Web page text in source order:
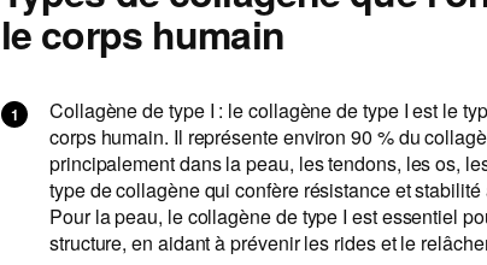
le corps humain
Collagène de type I : le collagène de type I est le
corps humain. Il représente environ 90 % du
principalement dans la peau, les tendons, les os,
type de collagène qui confère résistance et
Pour la peau, le collagène de type I est essentiel
structure, en aidant à prévenir les rides et le